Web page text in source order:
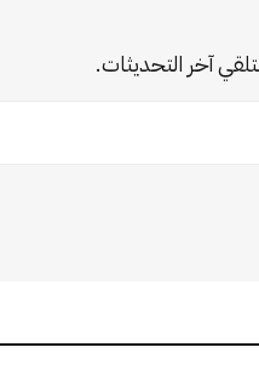
آخر التحديثات.